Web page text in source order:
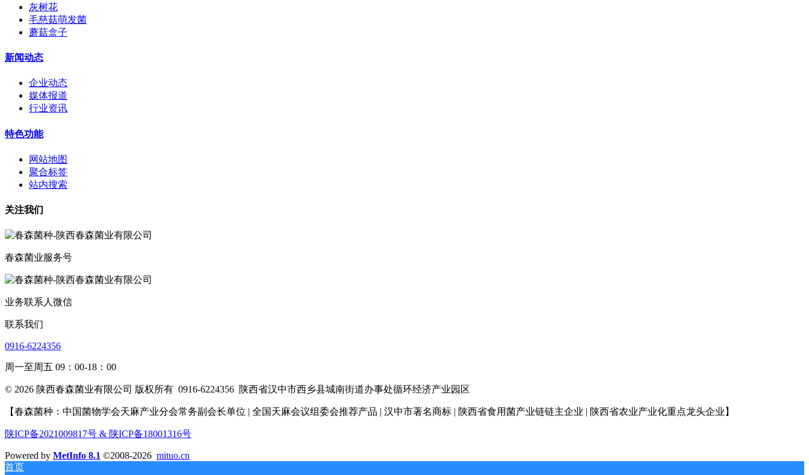
灰树花
毛慈菇萌发菌
蘑菇盒子
新闻动态
企业动态
媒体报道
行业资讯
特色功能
网站地图
聚合标签
站内搜索
关注我们
春森菌业服务号
业务联系人微信
联系我们
0916-6224356
周一至周五 09：00-18：00
© 2026 陕西春森菌业有限公司 版权所有 0916-6224356 陕西省汉中市西乡县城南街道办事处循环经济产业园区
【春森菌种：中国菌物学会天麻产业分会常务副会长单位 | 全国天麻会议组委会推荐产品 | 汉中市著名商标 | 陕西省食用菌产业链链主企业 | 陕西省农业产业化重点龙头企业 】
陕ICP备2021009817号 & 陕ICP备18001316号
Powered by MetInfo 8.1 ©2008-2026 mituo.cn
首页